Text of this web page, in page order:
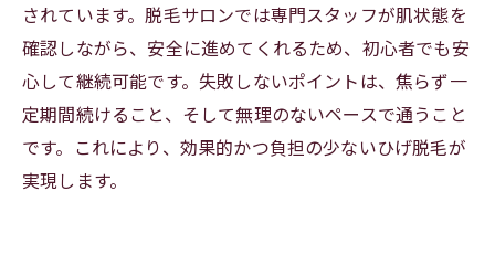
されています。脱毛サロンでは専門スタッフが肌状態を
確認しながら、安全に進めてくれるため、初心者でも安
心して継続可能です。失敗しないポイントは、焦らず一
定期間続けること、そして無理のないペースで通うこと
です。これにより、効果的かつ負担の少ないひげ脱毛が
実現します。